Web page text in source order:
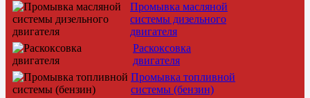
Промывка масляной
системы дизельного
двигателя
Раскоксовка
двигателя
Промывка топливной
системы (бензин)